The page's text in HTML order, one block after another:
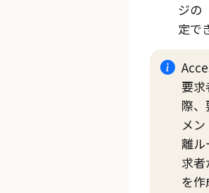
ジの
定で
要求
際
メ
離ル
求
を